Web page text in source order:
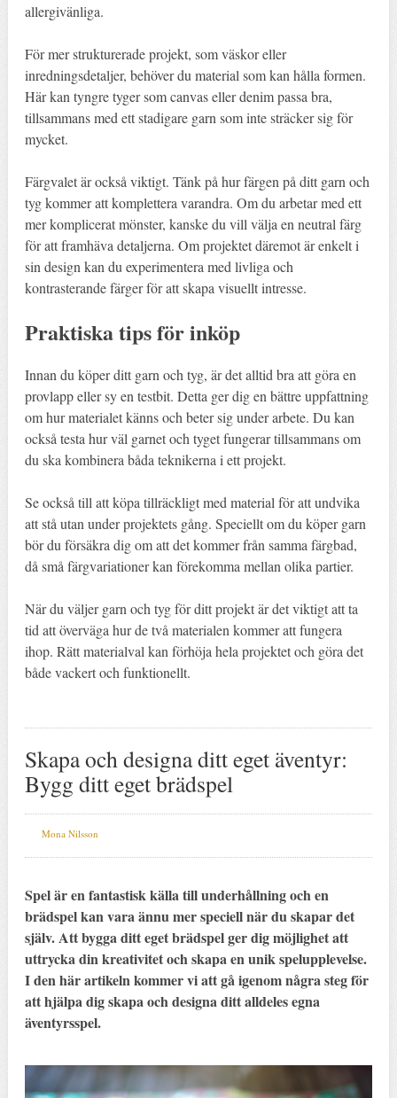
allergivänliga.
För mer strukturerade projekt, som väskor eller
inredningsdetaljer, behöver du material som kan hålla formen.
Här kan tyngre tyger som canvas eller denim passa bra,
tillsammans med ett stadigare garn som inte sträcker sig för
mycket.
Färgvalet är också viktigt. Tänk på hur färgen på ditt garn och
tyg kommer att komplettera varandra. Om du arbetar med ett
mer komplicerat mönster, kanske du vill välja en neutral färg
för att framhäva detaljerna. Om projektet däremot är enkelt i
sin design kan du experimentera med livliga och
kontrasterande färger för att skapa visuellt intresse.
Praktiska tips för inköp
Innan du köper ditt garn och tyg, är det alltid bra att göra en
provlapp eller sy en testbit. Detta ger dig en bättre uppfattning
om hur materialet känns och beter sig under arbete. Du kan
också testa hur väl garnet och tyget fungerar tillsammans om
du ska kombinera båda teknikerna i ett projekt.
Se också till att köpa tillräckligt med material för att undvika
att stå utan under projektets gång. Speciellt om du köper garn
bör du försäkra dig om att det kommer från samma färgbad,
då små färgvariationer kan förekomma mellan olika partier.
När du väljer garn och tyg för ditt projekt är det viktigt att ta
tid att överväga hur de två materialen kommer att fungera
ihop. Rätt materialval kan förhöja hela projektet och göra det
både vackert och funktionellt.
Skapa och designa ditt eget äventyr:
Bygg ditt eget brädspel
Mona Nilsson
Spel är en fantastisk källa till underhållning och en
brädspel kan vara ännu mer speciell när du skapar det
själv. Att bygga ditt eget brädspel ger dig möjlighet att
uttrycka din kreativitet och skapa en unik spelupplevelse.
I den här artikeln kommer vi att gå igenom några steg för
att hjälpa dig skapa och designa ditt alldeles egna
äventyrsspel.